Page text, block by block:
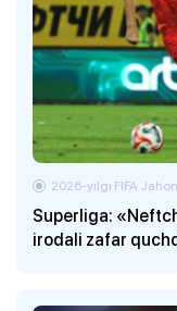
Superliga:
irodali zafar
2026-yilgi FIFA